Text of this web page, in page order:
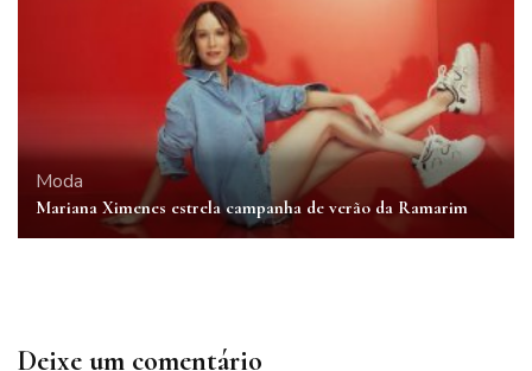
Moda
Mariana Ximenes estrela campanha de verão da Ramarim
Deixe um comentário